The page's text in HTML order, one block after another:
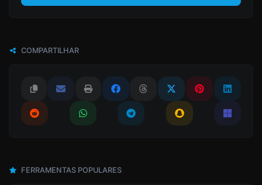
COMPARTILHAR
FERRAMENTAS POPULARES